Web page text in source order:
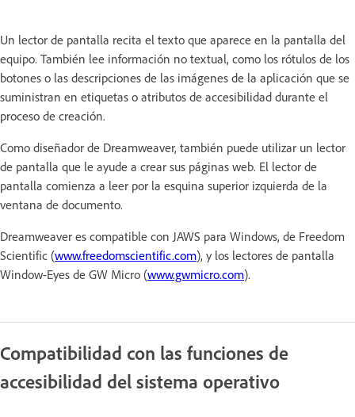
Un lector de pantalla recita el texto que aparece en la pantalla del
equipo. También lee información no textual, como los rótulos de los
botones o las descripciones de las imágenes de la aplicación que se
suministran en etiquetas o atributos de accesibilidad durante el
proceso de creación.
Como diseñador de Dreamweaver, también puede utilizar un lector
de pantalla que le ayude a crear sus páginas web. El lector de
pantalla comienza a leer por la esquina superior izquierda de la
ventana de documento.
Dreamweaver es compatible con JAWS para Windows, de Freedom
Scientific (www.freedomscientific.com), y los lectores de pantalla
Window-Eyes de GW Micro (www.gwmicro.com).
Compatibilidad con las funciones de
accesibilidad del sistema operativo